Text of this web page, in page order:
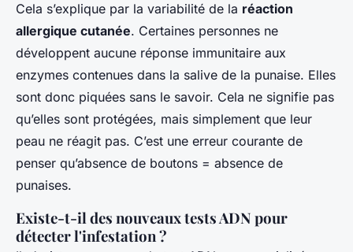
Cela s’explique par la variabilité de la réaction
allergique cutanée. Certaines personnes ne
développent aucune réponse immunitaire aux
enzymes contenues dans la salive de la punaise. Elles
sont donc piquées sans le savoir. Cela ne signifie pas
qu’elles sont protégées, mais simplement que leur
peau ne réagit pas. C’est une erreur courante de
penser qu’absence de boutons = absence de
punaises.
Existe-t-il des nouveaux tests ADN pour
détecter l'infestation ?